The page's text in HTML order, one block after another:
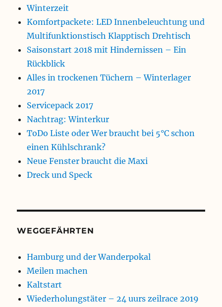
Winterzeit
Komfortpackete: LED Innenbeleuchtung und
Multifunktionstisch Klapptisch Drehtisch
Saisonstart 2018 mit Hindernissen – Ein
Rückblick
Alles in trockenen Tüchern – Winterlager
2017
Servicepack 2017
Nachtrag: Winterkur
ToDo Liste oder Wer braucht bei 5°C schon
einen Kühlschrank?
Neue Fenster braucht die Maxi
Dreck und Speck
WEGGEFÄHRTEN
Hamburg und der Wanderpokal
Meilen machen
Kaltstart
Wiederholungstäter – 24 uurs zeilrace 2019